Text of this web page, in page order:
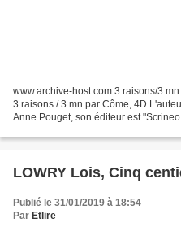
www.archive-host.com 3 raisons/3
3 raisons / 3 mn par Côme, 4D
Anne Pouget, son éditeur est
LOWRY Lois, Cinq
Publié le 31/01/2019 à 18:54
Par Etlire